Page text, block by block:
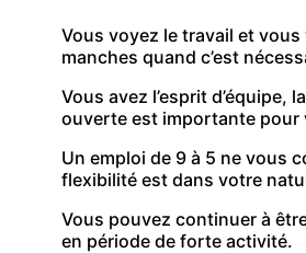
Vous voyez le travail et
manches quand c’est
Vous avez l’esprit d’équipe,
ouverte est importante pour
Un emploi de 9 à 5 ne vous
flexibilité est dans votre
Vous pouvez continuer à
en période de forte activité.